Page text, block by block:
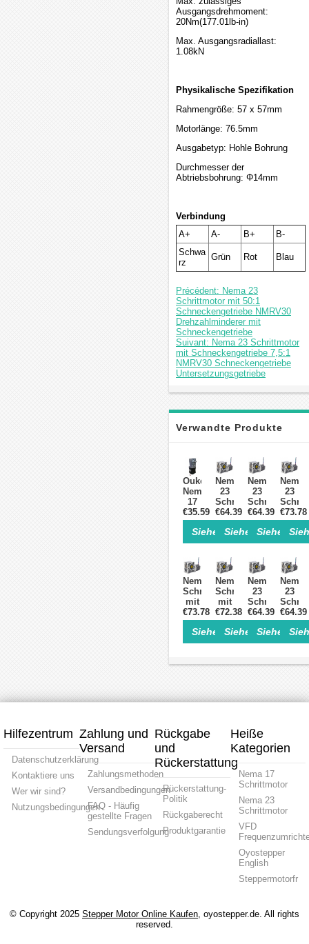
Ausgangsdrehmoment:
20Nm(177.01lb-in)
Max. Ausgangsradiallast:
1.08kN
Physikalische Spezifikation
Rahmengröße: 57 x 57mm
Motorlänge: 76.5mm
Ausgabetyp: Hohle Bohrung
Durchmesser der
Abtriebsbohrung: Φ14mm
Verbindung
A+
A- B+
B-
Schwa
rz
Grün Rot Blau
Précédent: Nema 23
Schrittmotor mit 50:1
Schneckengetriebe NMRV30
Drehzahlminderer mit
Schneckengetriebe
Suivant: Nema 23 Schrittmotor
mit Schneckengetriebe 7,5:1
NMRV30 Schneckengetriebe
Untersetzungsgetriebe
Verwandte Produkte
Oukeda
Nema
17
Schneckengetriebe-
Schrittmotor
17:1/30:1/50:1/75:1/100:1/
1,8
44Ncm
1,68A
2
Phasen
€35.59
Siehe Einzelheiten>
Nema
23
Schrittmotor
mit
10:1
Schneckengetriebe
L=113mm
Drehzahlminderer
mit
Schneckengetriebe
€64.39
Siehe
Nema
23
Schrittmotor
mit
15:1
NMRV30
€64.39
Siehe
Nema
23
mit
30:1
€73.78
Nema23
Schrittmotor
mit
20:1
Schneckengetriebe
L=113mm
NMRV30
Untersetzungsgetriebe
€73.78
Siehe Einzelheiten>
Nema23
Schrittmotor
mit
50:1
Schneckengetriebe
L=113mm
NMRV30
€72.38
Siehe
Nema
23
Schrittmotor
mit
5:1
L=113mm
Nema23
€64.39
Siehe
Nema
23
mit
7.5:1
€64.39
Hilfezentrum
Datenschutzerklärung
Kontaktiere uns
Wer wir sind?
Nutzungsbedingungen
Zahlung und
Versand
Zahlungsmethoden
Versandbedingungen
FAQ - Häufig
gestellte Fragen
Sendungsverfolgung
Rückgabe
und
Rückerstattung
Rückerstattung-
Politik
Rückgaberecht
Produktgarantie
Heiße
Kategorien
Nema 17
Schrittmotor
Nema 23
Schrittmotor
VFD
Oyostepper
English
Steppermotorfr
© Copyright 2025 Stepper Motor Online Kaufen, oyostepper.de. All rights
reserved.